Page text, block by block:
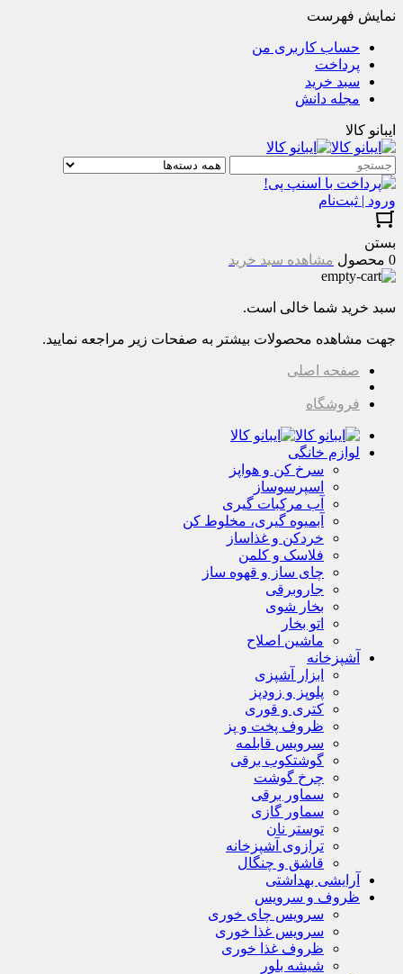
نمایش فهرست
حساب کاربری من
پرداخت
سبد خرید
مجله دانش
ایبانو کالا
ورود | ثبت‌نام
بستن
0 محصول
مشاهده سبد خرید
سبد خرید شما خالی است.
جهت مشاهده محصولات بیشتر به صفحات زیر مراجعه نمایید.
صفحه اصلی
فروشگاه
لوازم خانگی
سرخ کن و هواپز
اسپرسوساز
آب مرکبات گیری
آبمیوه گیری، مخلوط کن
خردکن و غذاساز
فلاسک و کلمن
چای ساز و قهوه ساز
جاروبرقی
بخار شوی
اتو بخار
ماشین اصلاح
آشپزخانه
ابزار آشپزی
پلوپز و زودپز
کتری و قوری
ظروف پخت و پز
سرویس قابلمه
گوشتکوب برقی
چرخ گوشت
سماور برقی
سماور گازی
توستر نان
ترازوی آشپزخانه
قاشق و چنگال
آرایشی بهداشتی
ظروف و سرویس
سرویس چای خوری
سرویس غذا خوری
ظروف غذا خوری
شیشه بلور